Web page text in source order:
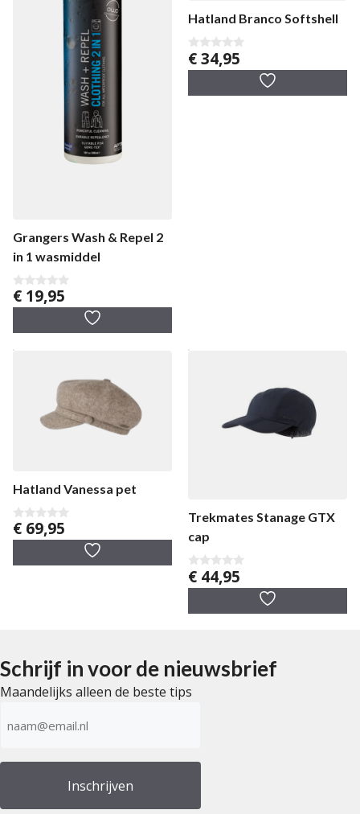
Grangers Wash & Repel 2
in 1 wasmiddel
0
v
€ 19,95
Hatland Branco Softshell
0
v
€34,95
Hatland Vanessa pet
0
v
€ 69,95
Trekmates Stanage GTX
cap
0
v
€ 44,95
Schrijf in voor de nieuwsbrief
Maandelijks alleen de beste tips
mailadres